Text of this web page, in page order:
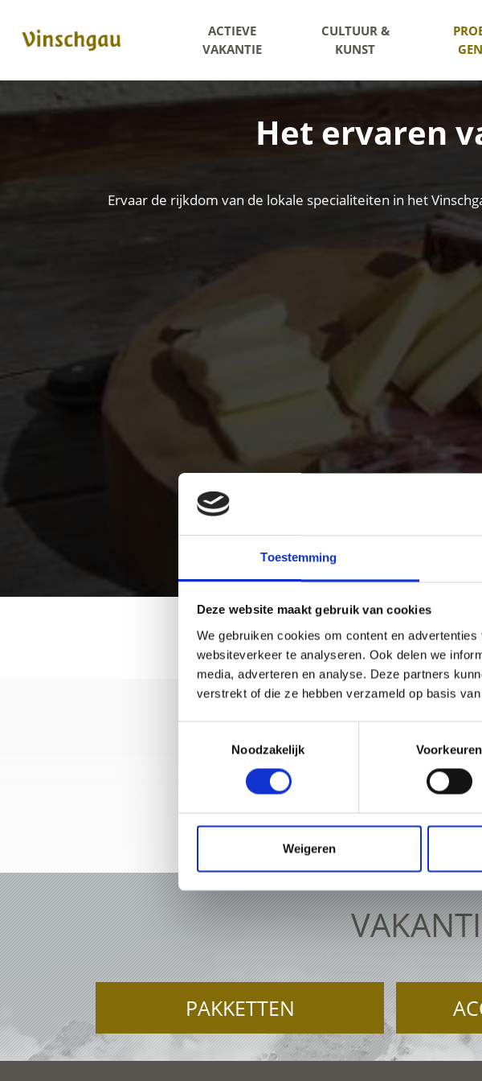
Toestemming
Deze website maakt gebruik van cookies
We gebruiken cookies om content en
websiteverkeer te analyseren. Ook delen we
media, adverteren en analyse. Deze partners
verstrekt of die ze hebben verzameld op basis
Noodzakelijk
Voorkeuren
Weigeren
ACTIEVE
VAKANTIE
CULTUUR &
KUNST
Het ervaren
Ervaar de rijkdom van de lokale specialiteiten in het
PAKKETTEN